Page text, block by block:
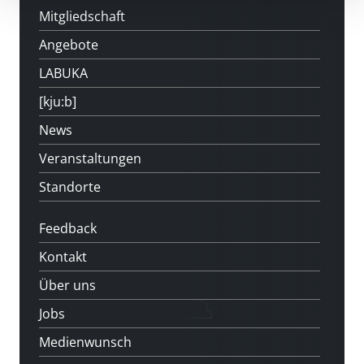
Mitgliedschaft
Angebote
LABUKA
[kju:b]
News
Veranstaltungen
Standorte
Feedback
Kontakt
Über uns
Jobs
Medienwunsch